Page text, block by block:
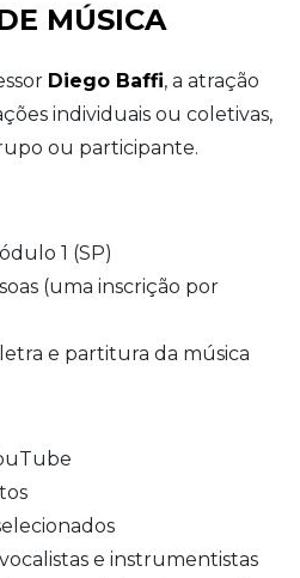
MÚSICA
Diego Baffi, a atração
individuais ou coletivas,
ou participante.
1 (SP)
(uma inscrição por
e partitura da música
e instrumentistas